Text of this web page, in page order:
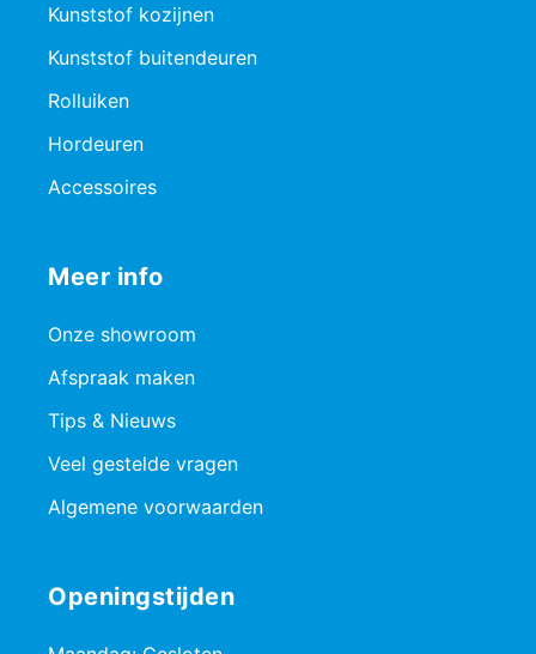
Kunststof kozijnen
Kunststof buitendeuren
Rolluiken
Hordeuren
Accessoires
Meer info
Onze showroom
Afspraak maken
Tips & Nieuws
Veel gestelde vragen
Algemene voorwaarden
Openingstijden